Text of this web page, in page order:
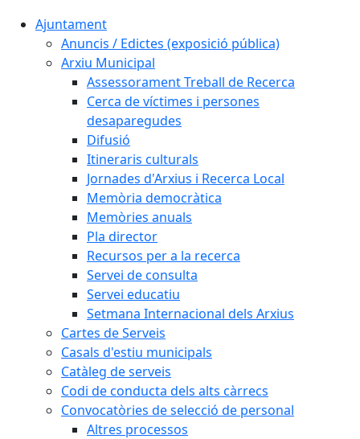
Ajuntament
Anuncis / Edictes (exposició pública)
Arxiu Municipal
Assessorament Treball de Recerca
Cerca de víctimes i persones
desaparegudes
Difusió
Itineraris culturals
Jornades d'Arxius i Recerca Local
Memòria democràtica
Memòries anuals
Pla director
Recursos per a la recerca
Servei de consulta
Servei educatiu
Setmana Internacional dels Arxius
Cartes de Serveis
Casals d'estiu municipals
Catàleg de serveis
Codi de conducta dels alts càrrecs
Convocatòries de selecció de personal
Altres processos